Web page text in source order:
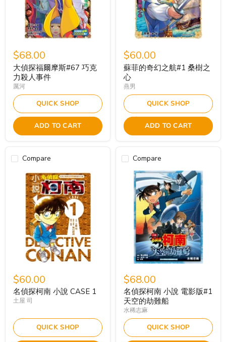
$68.00
大偵探福爾摩斯#67 巧克
力殺人事件
厲河
QUICK SHOP
ADD TO CART
$60.00
蘇菲的奇幻之航#1 桑樹之
心
燕男
QUICK SHOP
ADD TO CART
Compare
$60.00
名偵探柯南 小說 CASE 1
土屋 司
QUICK SHOP
Compare
$68.00
名偵探柯南 小說 電影版#1
天空的劫難船
水稀志麻
QUICK SHOP